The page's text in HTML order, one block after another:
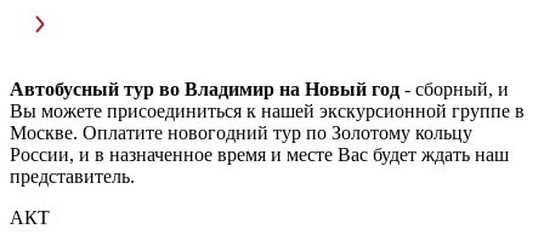
Автобусный тур во Владимир на Новый год - сборный, и
Вы можете присоединиться к нашей экскурсионной группе в
Москве. Оплатите новогодний тур по Золотому кольцу
России, и в назначенное время и месте Вас будет ждать наш
представитель.
АКТ